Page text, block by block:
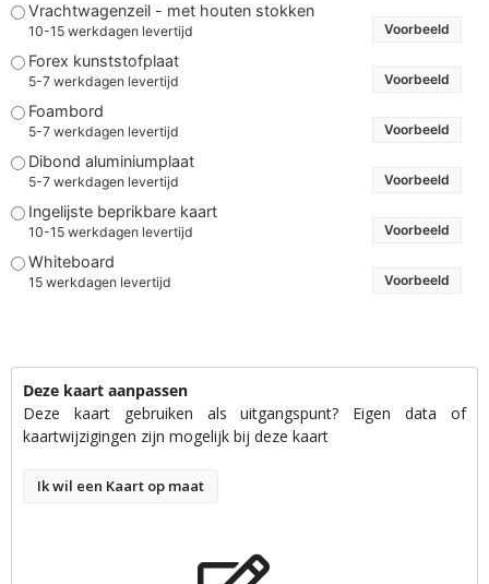
Vrachtwagenzeil - met houten stokken
10-15 werkdagen levertijd Voorbeeld
Forex kunststofplaat
5-7 werkdagen levertijd Voorbeeld
Foambord
5-7 werkdagen levertijd Voorbeeld
Dibond aluminiumplaat
5-7 werkdagen levertijd Voorbeeld
Ingelijste beprikbare kaart
10-15 werkdagen levertijd Voorbeeld
Whiteboard
15 werkdagen levertijd Voorbeeld
Deze kaart aanpassen
Deze kaart gebruiken als uitgangspunt? Eigen data of
kaartwijzigingen zijn mogelijk bij deze kaart
Ik wil een Kaart op maat